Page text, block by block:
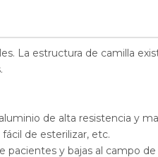
La estructura de camilla
de alta resistencia y
de esterilizar, etc.
pacientes y bajas al campo de